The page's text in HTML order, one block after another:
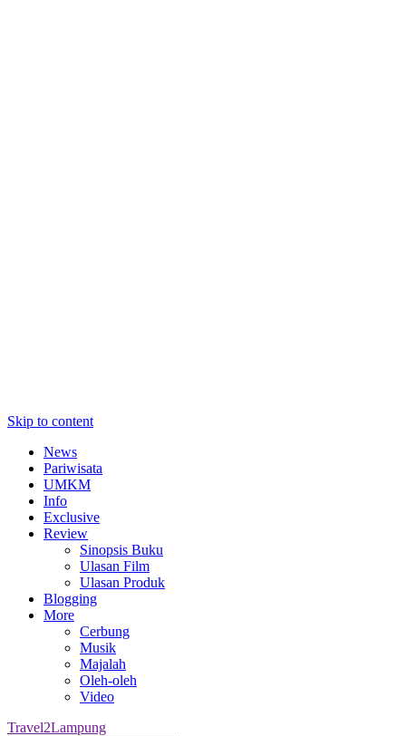
Skip to content
News
Pariwisata
UMKM
Info
Exclusive
Review
Sinopsis Buku
Ulasan Film
Ulasan Produk
Blogging
More
Cerbung
Musik
Majalah
Oleh-oleh
Video
Travel2Lampung